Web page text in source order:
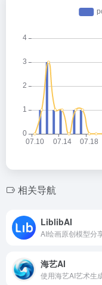
相关导航
LiblibAI
海艺AI